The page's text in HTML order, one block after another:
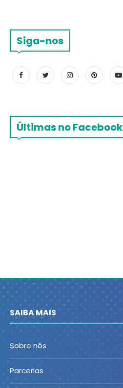
Siga-nos
Últimas no Facebook
SAIBA MAIS
Sobre nós
Parcerias